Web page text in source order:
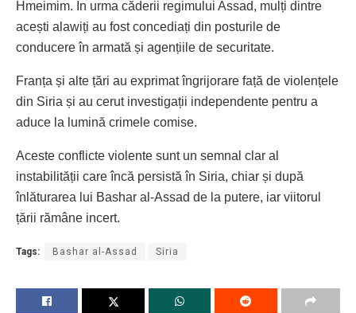
Hmeimim. În urma căderii regimului Assad, mulți dintre
acești alawiți au fost concediați din posturile de
conducere în armată și agențiile de securitate.
Franța și alte țări au exprimat îngrijorare față de violențele
din Siria și au cerut investigații independente pentru a
aduce la lumină crimele comise.
Aceste conflicte violente sunt un semnal clar al
instabilității care încă persistă în Siria, chiar și după
înlăturarea lui Bashar al-Assad de la putere, iar viitorul
țării rămâne incert.
Tags: Bashar al-Assad Siria